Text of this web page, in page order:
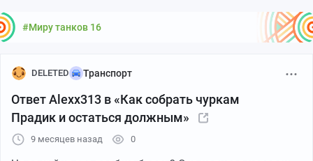
#Миру танков 16
DELETED Транспорт
Ответ Alexx313 в «Как собрать чуркам
Прадик и остаться должным»
9 месяцев назад 0